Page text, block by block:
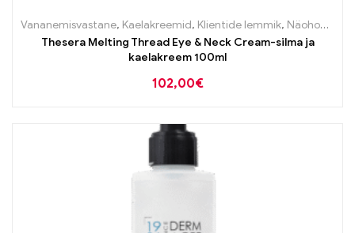
Vananemisvastane, Kaelakreemid, Klientide lemmik, Näohooldus
Thesera Melting Thread Eye & Neck Cream-silma ja
kaelakreem 100ml
102,00€